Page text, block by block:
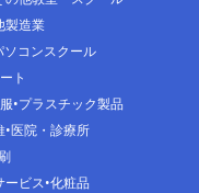
製造業
ソコンスクール
ト
プラスチック製品
医院・診療所
ービス 化粧品